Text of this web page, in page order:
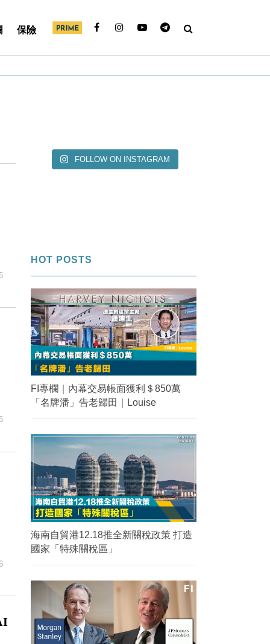
保險
FOLLOW ON INSTAGRAM
HOT POSTS
FI專欄｜內幕交易帳面獲利＄850萬
「名牌潘」告老歸田｜Louise
海南自貿港12.18推全新關稅政策 打造
國家「特殊關稅區」